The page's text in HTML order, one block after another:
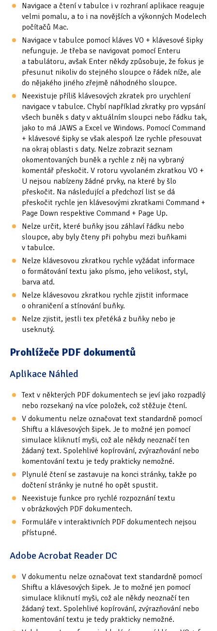
Navigace a čtení v tabulce i v rozhraní aplikace reaguje
velmi pomalu, a to i na novějších a výkonných Modelech
počítačů Mac.
Navigace v tabulce pomocí kláves VO + klávesové šipky
nefunguje. Je třeba se navigovat pomocí Enteru
a tabulátoru, avšak Enter někdy způsobuje, že fokus je
přesunut nikoliv do stejného sloupce o řádek níže, ale
do nějakého jiného zřejmě náhodného sloupce.
Neexistuje příliš klávesových zkratek pro urychlení
navigace v tabulce. Chybí například zkratky pro vypsání
všech buněk s daty v aktuálním sloupci nebo řádku tak,
jako to má JAWS a Excel ve Windows. Pomocí Command
+ klávesové šipky se však alespoň lze rychle přesouvat
na okraj oblasti s daty. Nelze zobrazit seznam
okomentovaných buněk a rychle z něj na vybraný
komentář přeskočit. V rotoru vyvolaném zkratkou VO +
U nejsou nabízeny žádné prvky, na které by šlo
přeskočit. Na následující a předchozí list se dá
přeskočit rychle jen klávesovými zkratkami Command +
Page Down respektive Command + Page Up.
Nelze určit, které buňky jsou záhlaví řádku nebo
sloupce, aby byly čteny při pohybu mezi buňkami
v tabulce.
Nelze klávesovou zkratkou rychle vyžádat informace
o formátování textu jako písmo, jeho velikost, styl,
barva atd.
Nelze klávesovou zkratkou rychle zjistit informace
o ohraničení a stínování buňky.
Nelze zjistit, jestli tex přetéká z buňky nebo je
useknutý.
Prohlížeče PDF dokumentů
Aplikace Náhled
Text v některých PDF dokumentech se jeví jako rozpadlý
nebo rozsekaný na více položek, což stěžuje čtení.
V dokumentu nelze označovat text standardně pomocí
Shiftu a klávesových šipek. Je to možné jen pomocí
simulace kliknutí myši, což ale někdy neoznačí ten
žádaný text. Spolehlivé kopírování, zvýrazňování nebo
komentování textu je tedy prakticky nemožné.
Plynulé čtení se zastavuje na konci stránky, takže po
dočtení stránky je nutné ho opět spustit.
Neexistuje funkce pro rychlé rozpoznání textu
v obrázkových PDF dokumentech.
Formuláře v interaktivních PDF dokumentech nejsou
přístupné.
Adobe Acrobat Reader DC
V dokumentu nelze označovat text standardně pomocí
Shiftu a klávesových šipek. Je to možné jen pomocí
simulace kliknutí myši, což ale někdy neoznačí ten
žádaný text. Spolehlivé kopírování, zvýrazňování nebo
komentování textu je tedy prakticky nemožné.